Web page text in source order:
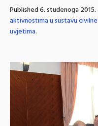
Published6. studenoga 2015.
aktivnostima u sustavu
uvjetima.